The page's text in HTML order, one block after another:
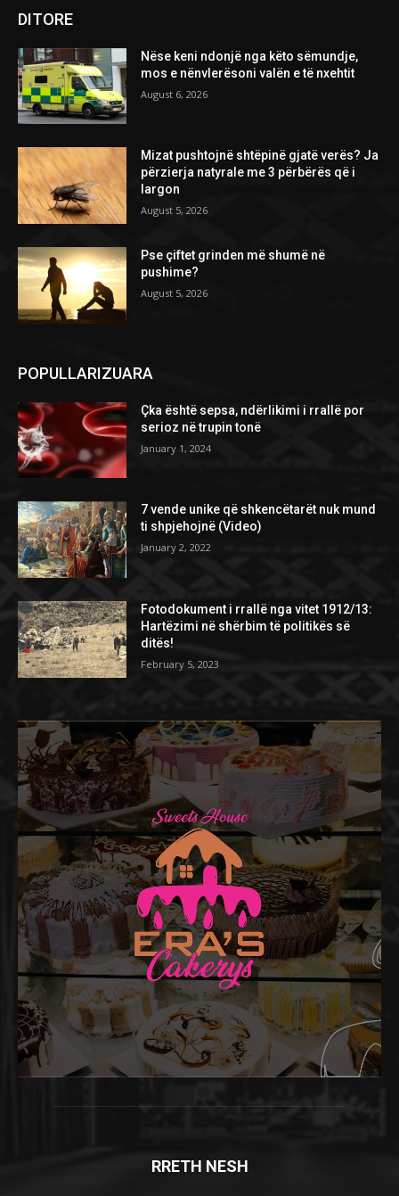
DITORE
Nëse keni ndonjë nga këto sëmundje,
mos e nënvlerësoni valën e të nxehtit
August 6, 2026
Mizat pushtojnë shtëpinë gjatë verës? Ja
përzierja natyrale me 3 përbërës që i
largon
August 5, 2026
Pse çiftet grinden më shumë në
pushime?
August 5, 2026
POPULLARIZUARA
Çka është sepsa, ndërlikimi i rrallë por
serioz në trupin tonë
January 1, 2024
7 vende unike që shkencëtarët nuk mund
ti shpjehojnë (Video)
January 2, 2022
Fotodokument i rrallë nga vitet 1912/13:
Hartëzimi në shërbim të politikës së
ditës!
February 5, 2023
RRETH NESH